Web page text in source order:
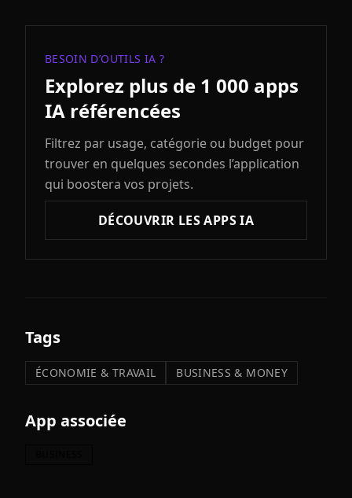
BESOIN D’OUTILS IA ?
Explorez plus de 1 000 apps
IA référencées
Filtrez par usage, catégorie ou budget pour
trouver en quelques secondes l’application
qui boostera vos projets.
DÉCOUVRIR LES APPS IA
Tags
ÉCONOMIE & TRAVAIL BUSINESS & MONEY
App associée